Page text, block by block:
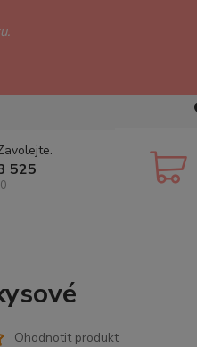
525
Ohodnotit produkt